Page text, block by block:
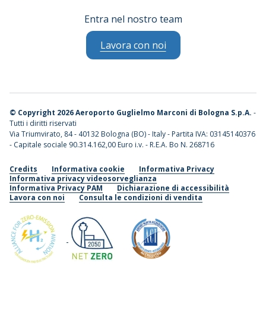
Entra nel nostro team
Lavora con noi
© Copyright 2026 Aeroporto Guglielmo Marconi di Bologna S.p.A. -
Tutti i diritti riservati
Via Triumvirato, 84 - 40132 Bologna (BO) - Italy - Partita IVA: 03145140376
- Capitale sociale 90.314.162,00 Euro i.v. - R.E.A. Bo N. 268716
Credits Informativa cookie
Informativa Privacy
Informativa privacy videosorveglianza
Informativa Privacy PAM
Dichiarazione di accessibilità
Lavora con noi
Consulta le condizioni di vendita